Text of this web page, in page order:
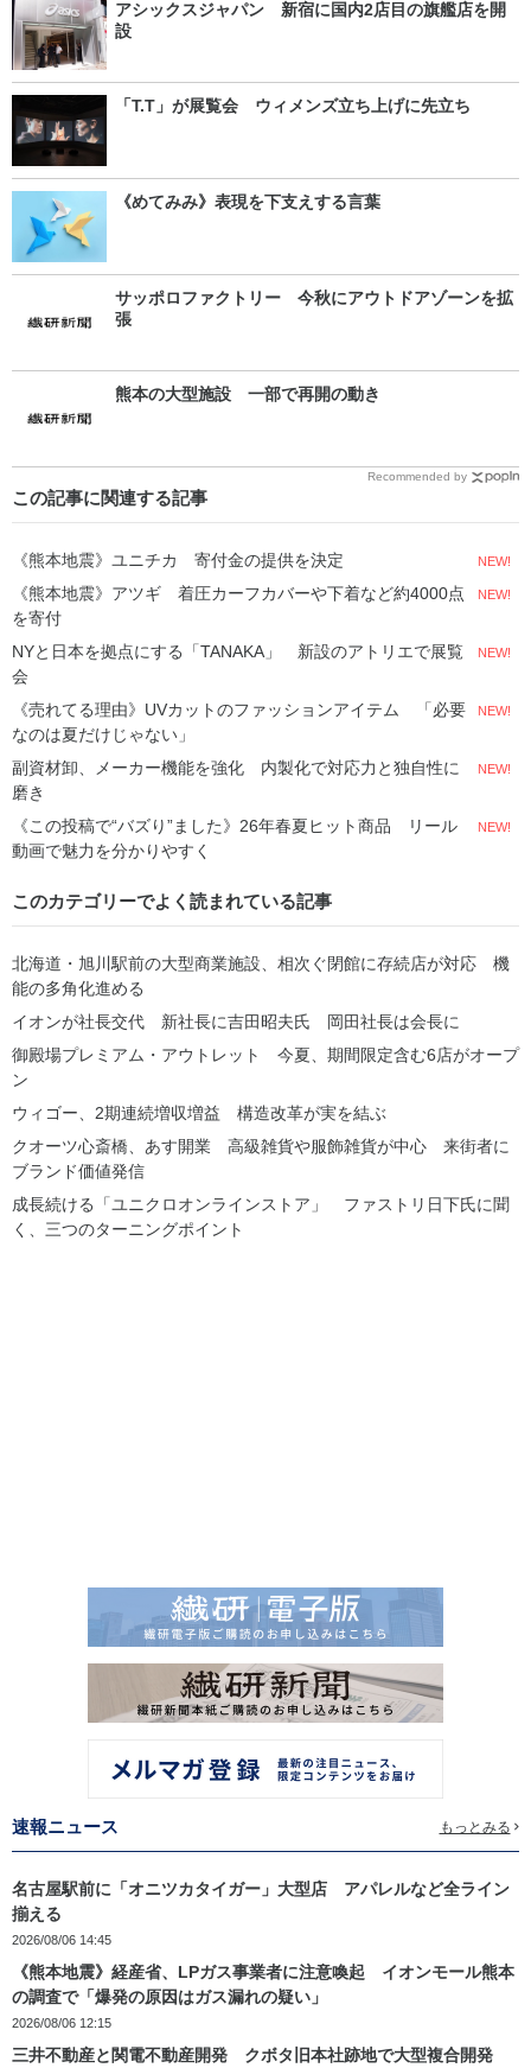
アシックスジャパン 新宿に国内2店目の旗艦店を開
設
「T.T」が展覧会 ウィメンズ立ち上げに先立ち
《めてみみ》表現を下支えする言葉
サッポロファクトリー 今秋にアウトドアゾーンを拡
張
熊本の大型施設 一部で再開の動き
Recommended by
この記事に関連する記事
《熊本地震》ユニチカ 寄付金の提供を決定 NEW!
《熊本地震》アツギ 着圧カーフカバーや下着など約4000点
を寄付
NEW!
NYと日本を拠点にする「TANAKA」 新設のアトリエで展覧
会
NEW!
《売れてる理由》UVカットのファッションアイテム 「必要
なのは夏だけじゃない」
NEW!
副資材卸、メーカー機能を強化 内製化で対応力と独自性に
磨き
NEW!
《この投稿で“バズり”ました》26年春夏ヒット商品 リール
動画で魅力を分かりやすく
NEW!
このカテゴリーでよく読まれている記事
北海道・旭川駅前の大型商業施設、相次ぐ閉館に存続店が対応 機
能の多角化進める
イオンが社長交代 新社長に吉田昭夫氏 岡田社長は会長に
御殿場プレミアム・アウトレット 今夏、期間限定含む6店がオープ
ン
ウィゴー、2期連続増収増益 構造改革が実を結ぶ
クオーツ心斎橋、あす開業 高級雑貨や服飾雑貨が中心 来街者に
ブランド価値発信
成長続ける「ユニクロオンラインストア」 ファストリ日下氏に聞
く、三つのターニングポイント
速報ニュース もっとみる
名古屋駅前に「オニツカタイガー」大型店 アパレルなど全ライン
揃える
2026/08/06 14:45
《熊本地震》経産省、LPガス事業者に注意喚起 イオンモール熊本
の調査で「爆発の原因はガス漏れの疑い」
2026/08/06 12:15
三井不動産と関電不動産開発 クボタ旧本社跡地で大型複合開発